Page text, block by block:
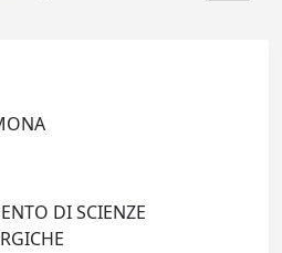
DI SCIENZE